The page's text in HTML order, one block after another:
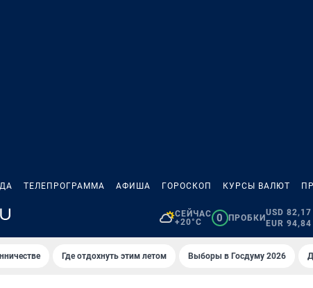
ТЕЛЕПРОГРАММА АФИША ГОРОСКОП КУРСЫ ВАЛЮТ
СЕЙЧАС
+20°C
0 ПРОБКИ
USD 82,17
EUR 94,84
Где отдохнуть этим летом Выборы в Госдуму 2026